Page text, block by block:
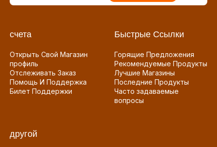
счета
Открыть Свой Магазин
профиль
Отслеживать Заказ
Помощь И Поддержка
Билет Поддержки
Быстрые Ссылки
Горящие Предложения
Рекомендуемые Продукты
Лучшие Магазины
Последние Продукты
Часто задаваемые
вопросы
другой